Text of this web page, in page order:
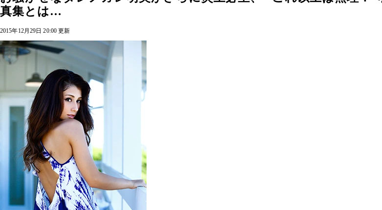
真集とは…
2015年12月29日 20:00 更新